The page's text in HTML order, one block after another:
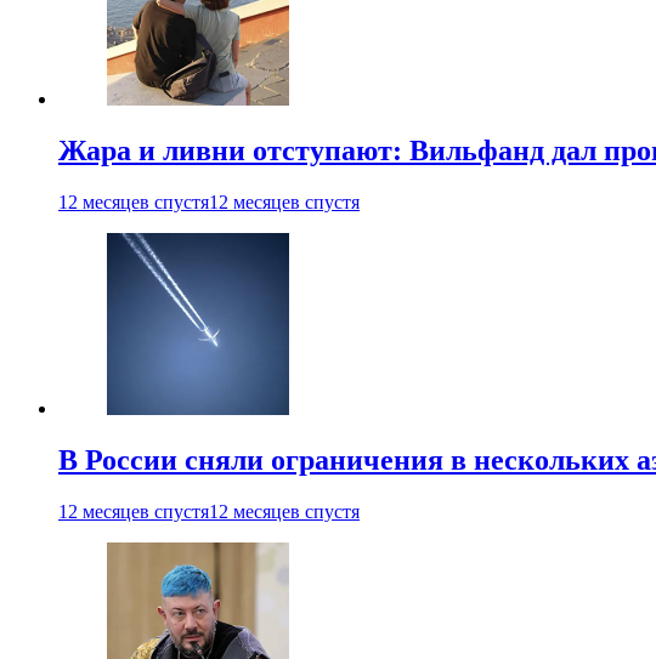
Жара и ливни отступают: Вильфанд дал
12 месяцев спустя12 месяцев спустя
В России сняли ограничения в нескольких
12 месяцев спустя12 месяцев спустя